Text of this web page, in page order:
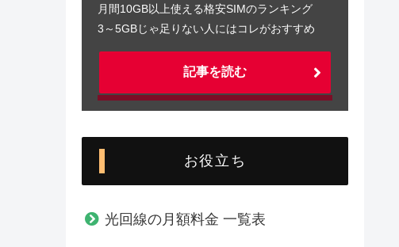
月間10GB以上使える格安SIMのランキング
3～5GBじゃ足りない人にはコレがおすすめ
記事を読む
お役立ち
光回線の月額料金 一覧表